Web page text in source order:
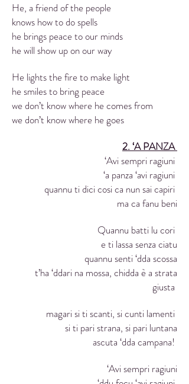
He, a friend of the people
knows how to do spells
he brings peace to our minds
he will show up on our way
He lights the fire to make light
he smiles to bring peace
we don’t know where he comes from
we don’t know where he goes
2. ‘A PANZA
‘Avi sempri ragiuni
‘a panza ‘avi ragiuni
quannu ti dici cosi ca nun sai capiri
ma ca fanu beni
Quannu batti lu cori
e ti lassa senza ciatu
quannu senti ‘dda scossa
t’ha ‘ddari na mossa, chidda è a strata
giusta
magari si ti scanti, si cunti lamenti
si ti pari strana, si pari luntana
ascuta ‘dda campana!
‘Avi sempri ragiuni